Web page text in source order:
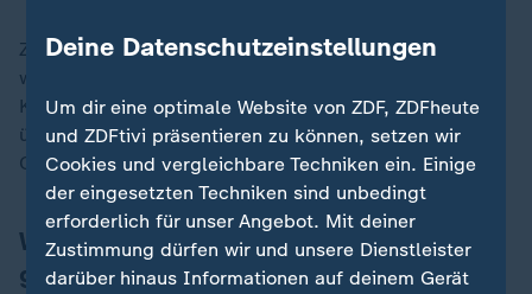
Zudem geben Menschen allgemein mehr Geld aus,
wenn sie mit Karte zahlen. Dieses Phänomen ist als
Kreditkarteneffekt bekannt. Auch das Konto zu
überziehen, passiert viel leichter mit Karten- oder
Onlinezahlungen als mit Bargeldabhebungen.
Warum Cash Stuffing so viele Anhänger
gewinnt
Deine Datenschutzeinstellungen
Um dir eine optimale Website von ZDF, ZDFheute
und ZDFtivi präsentieren zu können, setzen wir
Cookies und vergleichbare Techniken ein. Einige
der eingesetzten Techniken sind unbedingt
erforderlich für unser Angebot. Mit deiner
Zustimmung dürfen wir und unsere Dienstleister
darüber hinaus Informationen auf deinem Gerät